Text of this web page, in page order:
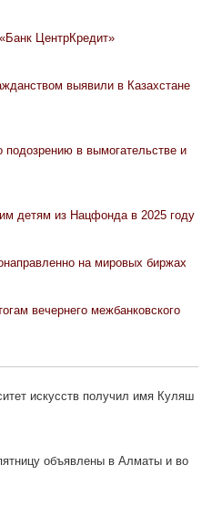
ЦентрКредит»
выявили в Казахстане
подозрению в вымогательстве и
детям из Нацфонда в 2025 году
на мировых биржах
вечернего межбанковского
искусств получил имя Куляш
объявлены в Алматы и во